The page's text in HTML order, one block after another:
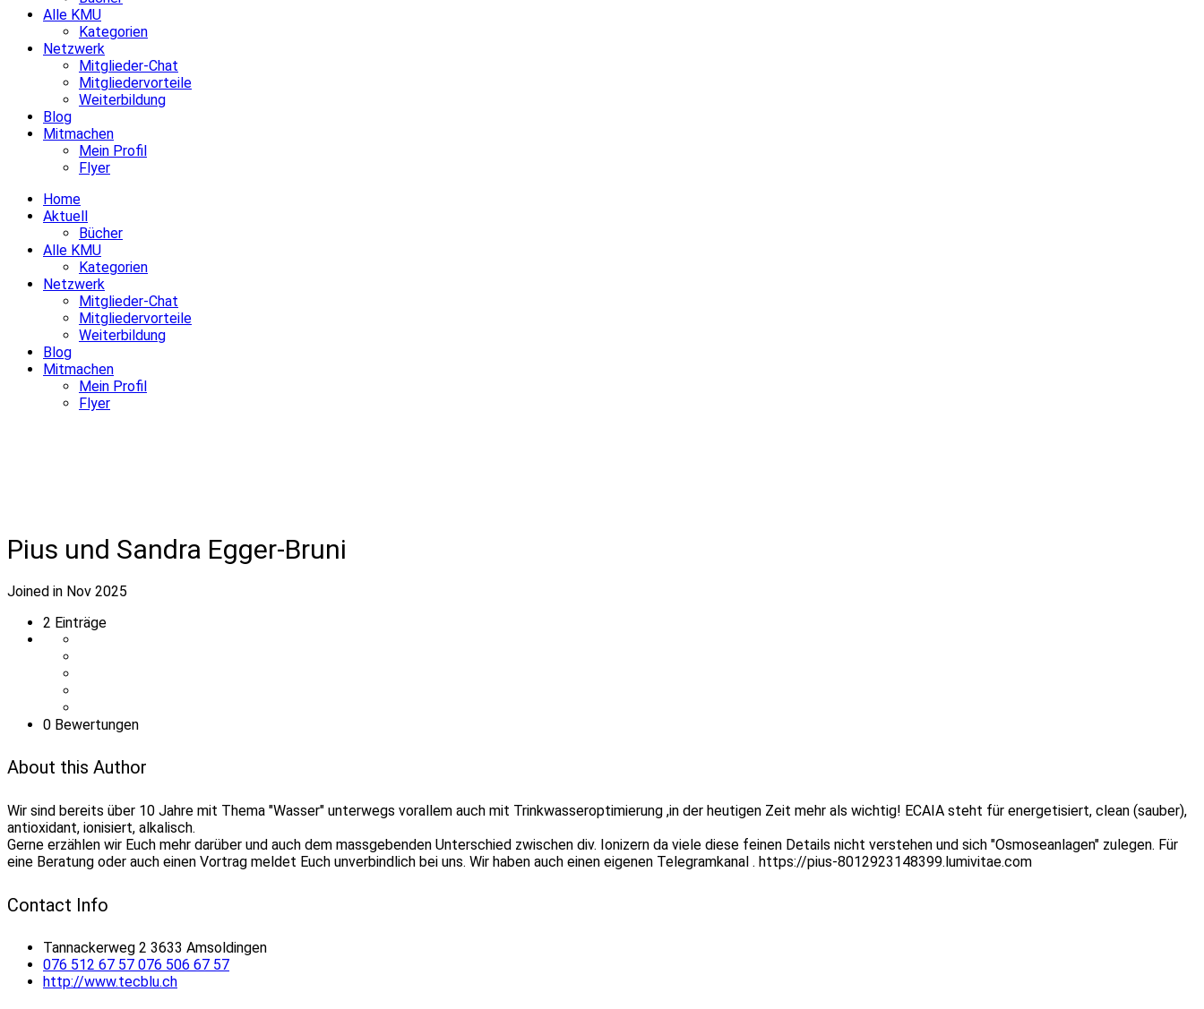
Alle KMU
Kategorien
Netzwerk
Mitglieder-Chat
Mitgliedervorteile
Weiterbildung
Blog
Mitmachen
Mein Profil
Flyer
Home
Aktuell
Bücher
Alle KMU
Kategorien
Netzwerk
Mitglieder-Chat
Mitgliedervorteile
Weiterbildung
Blog
Mitmachen
Mein Profil
Flyer
Pius und Sandra Egger-Bruni
Joined in Nov 2025
2 Einträge
0 Bewertungen
About this Author
Wir sind bereits über 10 Jahre mit Thema "Wasser" unterwegs vorallem auch mit Trinkwasseroptimierung ,in der heutigen Zeit mehr als wichtig! ECAIA steht für energetisiert, clean (sauber),
antioxidant, ionisiert, alkalisch.
Gerne erzählen wir Euch mehr darüber und auch dem massgebenden Unterschied zwischen div. Ionizern da viele diese feinen Details nicht verstehen und sich "Osmoseanlagen" zulegen. Für
eine Beratung oder auch einen Vortrag meldet Euch unverbindlich bei uns. Wir haben auch einen eigenen Telegramkanal . https://pius-8012923148399.lumivitae.com
Contact Info
Tannackerweg 2 3633 Amsoldingen
076 512 67 57 076 506 67 57
http://www.tecblu.ch